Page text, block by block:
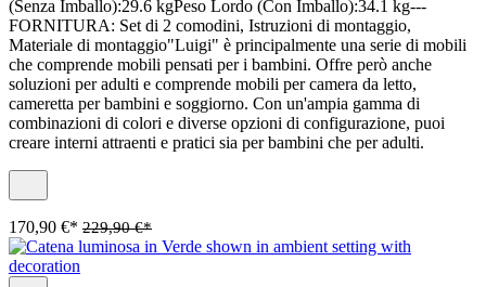
(Senza Imballo):29.6 kgPeso Lordo (Con Imballo):34.1 kg---
FORNITURA: Set di 2 comodini, Istruzioni di montaggio,
Materiale di montaggio"Luigi" è principalmente una serie di mobili
che comprende mobili pensati per i bambini. Offre però anche
soluzioni per adulti e comprende mobili per camera da letto,
cameretta per bambini e soggiorno. Con un'ampia gamma di
combinazioni di colori e diverse opzioni di configurazione, puoi
creare interni attraenti e pratici sia per bambini che per adulti.
170,90 €* 229,90 €*